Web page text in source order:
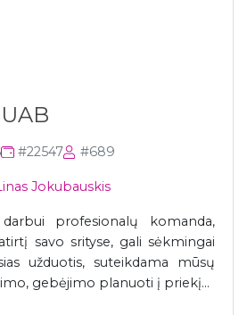
#22547 #689
Jokubauskis
profesionalų komanda,
savo srityse, gali sėkmingai
užduotis, suteikdama mūsų
gebėjimo planuoti į priekį...